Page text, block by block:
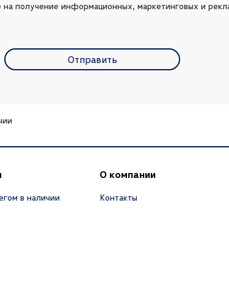
на получение информационных, маркетинговых и
Отправить
в наличии
О компании
Контакты